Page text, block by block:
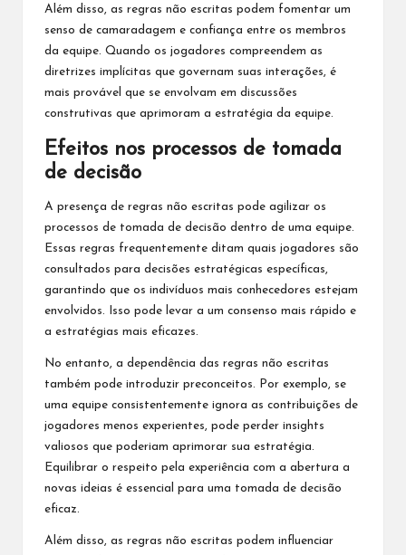
Além disso, as regras não escritas podem fomentar um
senso de camaradagem e confiança entre os membros
da equipe. Quando os jogadores compreendem as
diretrizes implícitas que governam suas interações, é
mais provável que se envolvam em discussões
construtivas que aprimoram a estratégia da equipe.
Efeitos nos processos de tomada
de decisão
A presença de regras não escritas pode agilizar os
processos de tomada de decisão dentro de uma equipe.
Essas regras frequentemente ditam quais jogadores são
consultados para decisões estratégicas específicas,
garantindo que os indivíduos mais conhecedores estejam
envolvidos. Isso pode levar a um consenso mais rápido e
a estratégias mais eficazes.
No entanto, a dependência das regras não escritas
também pode introduzir preconceitos. Por exemplo, se
uma equipe consistentemente ignora as contribuições de
jogadores menos experientes, pode perder insights
valiosos que poderiam aprimorar sua estratégia.
Equilibrar o respeito pela experiência com a abertura a
novas ideias é essencial para uma tomada de decisão
eficaz.
Além disso, as regras não escritas podem influenciar